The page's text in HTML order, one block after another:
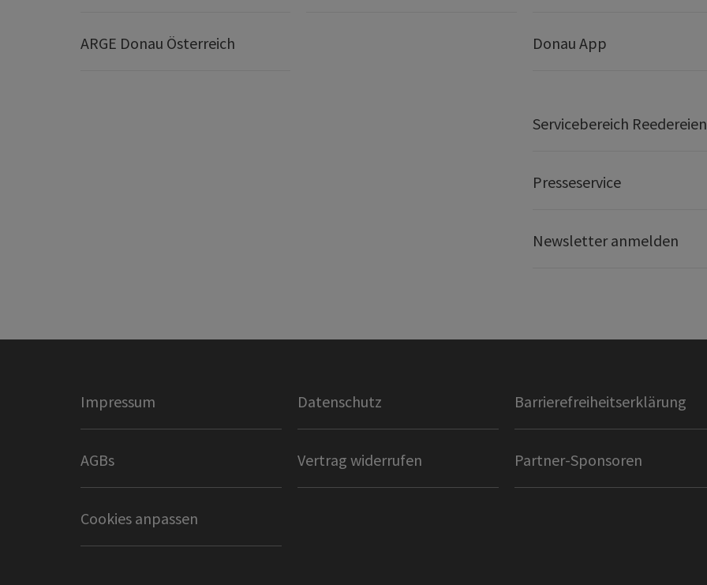
ARGE Donau Österreich Donau App
Servicebereich Reedereien
Presseservice
Newsletter anmelden
Impressum Datenschutz Barrierefreiheitserklärung
AGBs Vertrag widerrufen Partner-Sponsoren
Cookies anpassen